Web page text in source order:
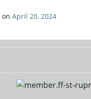
on April 20, 2024